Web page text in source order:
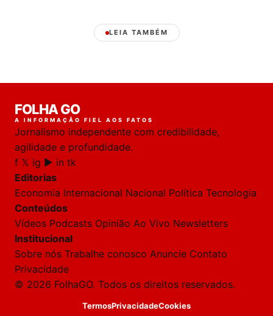
LEIA TAMBÉM
online
você
Laura
👋
Bom
FOLHA GO
A INFORMAÇÃO FIEL AOS FATOS
Jornalismo independente com credibilidade,
agilidade e profundidade.
f 𝕏 ig ▶ in tk
Editorias
Economia Internacional Nacional Política Tecnologia
Conteúdos
Vídeos Podcasts Opinião Ao Vivo Newsletters
Institucional
Sobre nós Trabalhe conosco Anuncie Contato
Privacidade
© 2026 FolhaGO. Todos os direitos reservados.
TermosPrivacidadeCookies